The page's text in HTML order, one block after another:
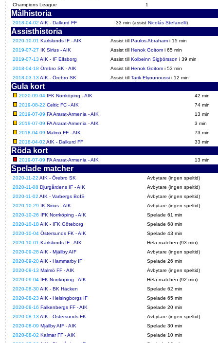
Champions League 1
Målhistoria
2018-04-02 AIK - Dalkurd FF 33 min (assist Nicolás Stefanelli)
Assisthistoria
2020-10-01 Karlslunds IF - AIK Assist till Paulos Abraham i 15 min
2019-07-27 IK Sirius - AIK Assist till Henok Goitom i 65 min
2019-07-13 AIK - IF Elfsborg Assist till Kolbeinn Sigþórsson i 39 min
2018-04-18 Örebro SK - AIK Assist till Henok Goitom i 53 min
2018-03-13 AIK - Örebro SK Assist till Tarik Elyounoussi i 12 min
Gula kort
2020-09-04 IFK Norrköping - AIK
42 min
2019-08-22 Celtic FC - AIK
74 min
2019-07-09 FA Ararat-Armenia - AIK
13 min
2019-07-09 FA Ararat-Armenia - AIK
3 min
2018-04-09 Malmö FF - AIK
73 min
2018-04-02 AIK - Dalkurd FF 33 min
Röda kort
2019-07-09 FA Ararat-Armenia - AIK 13 min
Spelade matcher
2020-11-22 AIK - Örebro SK
Avbytare (ingen speltid)
2020-11-08 Djurgårdens IF - AIK
Avbytare (ingen speltid)
2020-11-02 AIK - Varbergs BoIS
Avbytare (ingen speltid)
2020-10-29 IK Sirius - AIK
Avbytare (ingen speltid)
2020-10-26 IFK Norrköping - AIK
Spelade 61 min
2020-10-18 AIK - IFK Göteborg
Spelade 68 min
2020-10-04 Östersunds FK - AIK
Spelade 43 min
2020-10-01 Karlslunds IF - AIK
Hela matchen (93 min)
2020-09-28 AIK - Mjällby AIF
Avbytare (ingen speltid)
2020-09-20AIK - Hammarby IF
Spelade 26 min
2020-09-13 Malmö FF - AIK
Avbytare (ingen speltid)
2020-09-04 IFK Norrköping - AIK
Hela matchen (92 min)
2020-08-30AIK - BK Häcken
Spelade 62 min
2020-08-23 AIK - Helsingborgs IF
Spelade 65 min
2020-08-16 Falkenbergs FF - AIK
Spelade 20 min
2020-08-13 AIK - Östersunds FK
Avbytare (ingen speltid)
2020-08-09 Mjällby AIF - AIK
Spelade 30 min
2020-08-02 Kalmar FF - AIK
Spelade 10 min